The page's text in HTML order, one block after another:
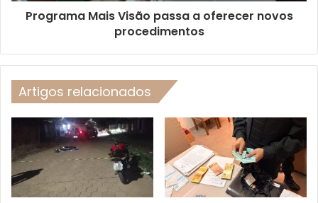
Programa Mais Visão passa a oferecer novos
procedimentos
Artigos relacionados